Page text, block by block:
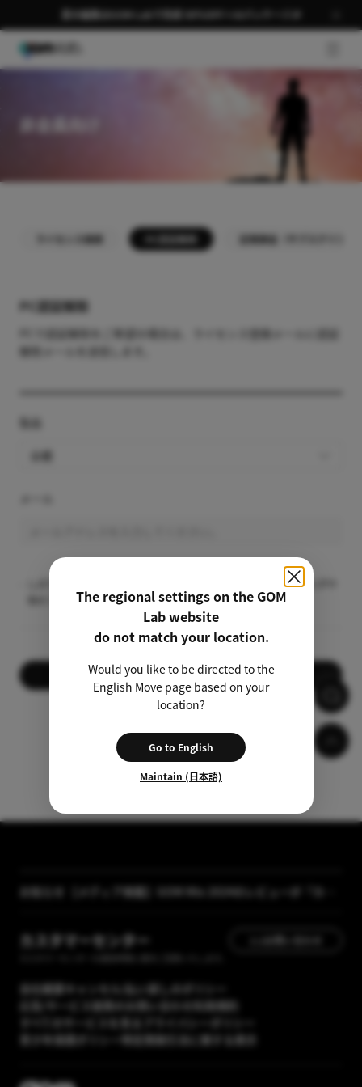
夏の編集はGOM Labで完成 58％OFF＋AIパッケージ🎉
非会員向け
ライセンス検索 PC認証解除 定期課金（サブスクリプシ
PC認証解除
PCで認証解除をご希望の場合は、ライセンス登録メールに認証
解除メールを送信します。
全體
しばらくしてもメールが届かない場合、念のため迷惑メールフォルダや
他のフォルダに振り分けられていないか確認てください。
送信
お知らせ
【メディア掲載】GOM Mix 2024のレビューが「カン
[GOM Lab] プライバシーポリシー改正案内
カスタマーセンター
会社概要 キャンセル/払い戻しのポリシー
広告/サービス提携のお問い合わせ
利用規約
青少年保護ポリシー
特定商取引法に関する表示
The regional settings on the GOM
Lab website
do not match your location.
Would you like to be directed to the
English Move page based on your
location?
Go to English
Maintain (日本語)